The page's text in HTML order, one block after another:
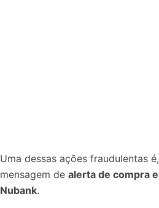
Uma dessas ações fraudulentas
mensagem de alerta de compra
Nubank.